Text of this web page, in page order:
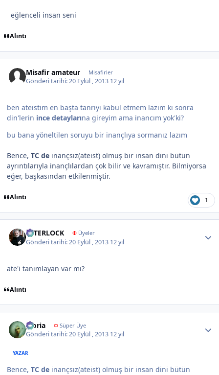
eğlenceli insan seni
Alıntı
Misafir amateur Misafirler
Gönderi tarihi:20 Eylül , 2013 12 yıl
ben ateistim en başta tanrıyı kabul etmem lazım ki sonra
din'lerin ince detaylarına gireyim ama inancım yok'ki?
bu bana yöneltilen soruyu bir inançlıya sormanız lazım
Bence, TC de inançsız(ateist) olmuş bir insan dini bütün
ayrıntılarıyla inançlılardan çok bilir ve kavramıştır. Bilmiyorsa
eğer, başkasından etkilenmiştir.
Alıntı 1
İNTERLOCK ΦÜyeler
Gönderi tarihi:20 Eylül , 2013 12 yıl
ate'i tanımlayan var mı?
Alıntı
gloria ΦSüper Üye
Gönderi tarihi:20 Eylül , 2013 12 yıl
YAZAR
Bence, TC de inançsız(ateist) olmuş bir insan dini bütün